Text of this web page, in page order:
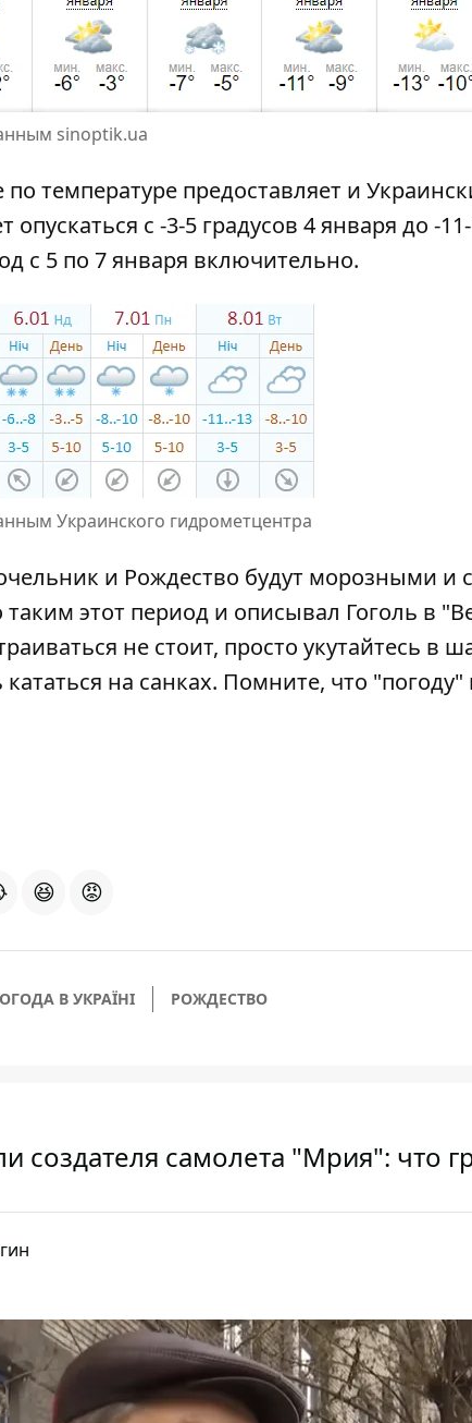
sinoptik.ua
температуре предоставляет и
опускаться с -3-5 градусов 4 января до -
с 5 по 7 января включительно.
Украинского гидрометцентра
и Рождество будут морозными и
этот период и описывал Гоголь в
не стоит, просто укутайтесь в
кататься на санках. Помните, что "погоду"
😆 😡
В УКРАЇНІ РОЖДЕСТВО
создателя самолета "Мрия": что